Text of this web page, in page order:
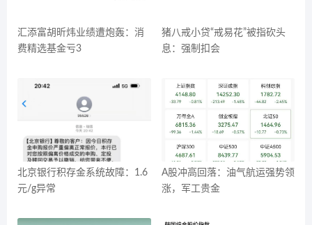
汇添富胡昕炜业绩遭炮轰：消
费精选基金亏3
猪八戒小贷“戒易花”被指砍头
息：强制扣会
北京银行积存金系统故障：1.6
元/g异常
A股冲高回落：油气航运强势领
涨，军工贵金